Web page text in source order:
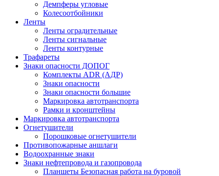
Демпферы угловые
Колесоотбойники
Ленты
Ленты оградительные
Ленты сигнальные
Ленты контурные
Трафареты
Знаки опасности ДОПОГ
Комплекты ADR (АДР)
Знаки опасности
Знаки опасности большие
Маркировка автотранспорта
Рамки и кронштейны
Маркировка автотранспорта
Огнетушители
Порошковые огнетушители
Противопожарные аншлаги
Водоохранные знаки
Знаки нефтепровода и газопровода
Планшеты Безопасная работа на буровой